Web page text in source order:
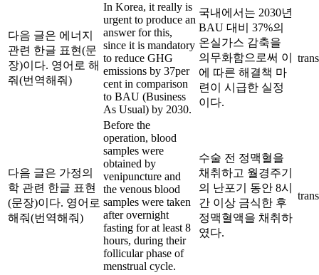
다음 글은 에너지
관련 한글 표현(문
장)이다. 영어로 해
줘(번역해줘)
In Korea, it really is
urgent to produce an
answer for this,
since it is mandatory
to reduce GHG
emissions by 37per
cent in comparison
to BAU (Business
As Usual) by 2030.
국내에서는 2030년
BAU 대비 37%의
온실가스 감축을
의무화함으로써 이
에 따른 해결책 마
련이 시급한 실정
이다.
다음 글은 가정의
학 관련 한글 표현
(문장)이다. 영어로
해줘(번역해줘)
Before the
operation, blood
samples were
obtained by
venipuncture and
the venous blood
samples were taken
after overnight
fasting for at least 8
hours, during their
follicular phase of
menstrual cycle.
수술 전 정맥혈을
채취하고 월경주기
의 난포기 동안 8시
간 이상 금식한 후
정맥혈액을 채취하
였다.